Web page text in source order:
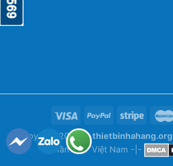
Copyright 2026 ©thietbinhahang.org
phần ANY Việt Nam -|-